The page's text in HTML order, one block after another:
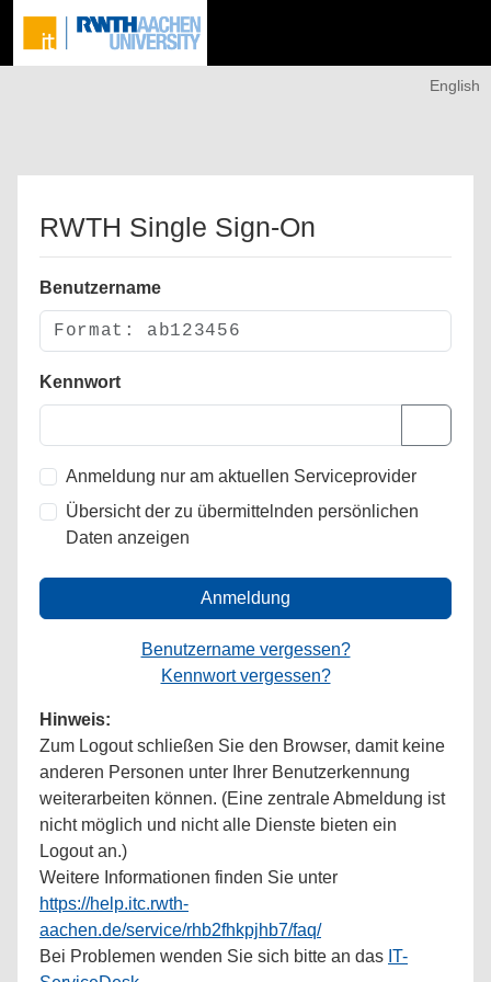
English
RWTH Single Sign-On
Benutzername
Kennwort
Anmeldung nur am aktuellen Serviceprovider
Übersicht der zu übermittelnden persönlichen
Daten anzeigen
Anmeldung
Benutzername vergessen?
Kennwort vergessen?
Hinweis:
Zum Logout schließen Sie den Browser, damit keine
anderen Personen unter Ihrer Benutzerkennung
weiterarbeiten können. (Eine zentrale Abmeldung ist
nicht möglich und nicht alle Dienste bieten ein
Logout an.)
Weitere Informationen finden Sie unter
https://help.itc.rwth-
aachen.de/service/rhb2fhkpjhb7/faq/
Bei Problemen wenden Sie sich bitte an das IT-